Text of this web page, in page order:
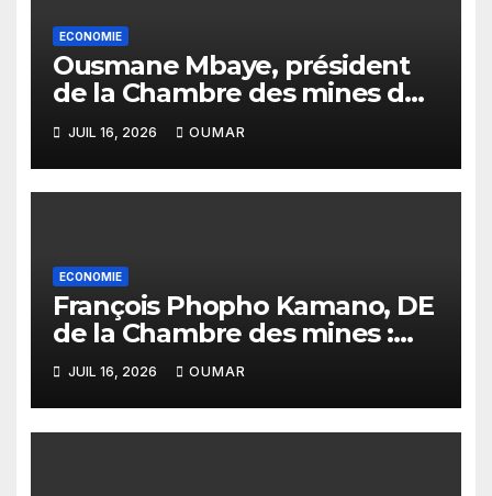
ECONOMIE
Ousmane Mbaye, président
de la Chambre des mines du
Sénégal : « C’est l’Etat qui doit
assurer le financement des
infrastructures »
JUIL 16, 2026 OUMAR
ECONOMIE
François Phopho Kamano, DE
de la Chambre des mines :
« la Guinée est aujourd’hui la
meilleure des destinations »
JUIL 16, 2026 OUMAR